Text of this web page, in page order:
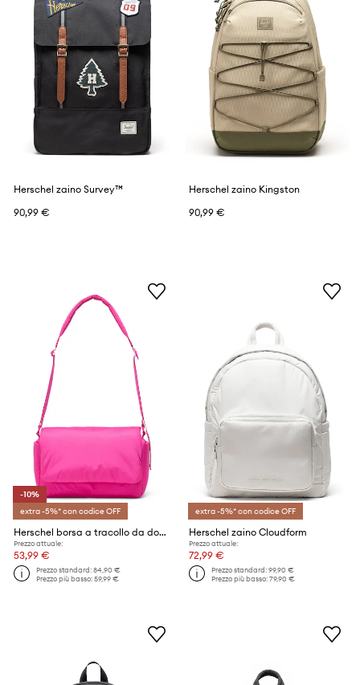
Herschel zaino Survey™
90,99 €
Herschel zaino Kingston
90,99 €
-10%
extra -5%* con codice OFF
Herschel borsa a tracollo da donna Cloudform
Prezzo attuale:
53,99 €
Prezzo standard:84,90 €
Prezzo più basso:59,99 €
extra -5%* con codice OFF
Herschel zaino Cloudform
Prezzo attuale:
72,99 €
Prezzo standard:99,90 €
Prezzo più basso:79,90 €